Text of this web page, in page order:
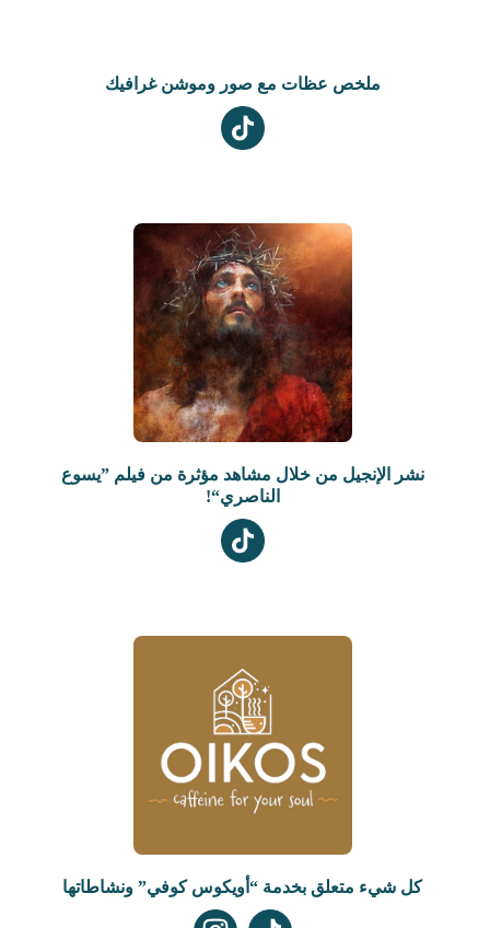
ملخص عظات مع صور وموشن غرافيك
نشر الإنجيل من خلال مشاهد مؤثرة من فيلم ”يسوع
الناصري“!
كل شيء متعلق بخدمة “أويكوس كوفي” ونشاطاتها